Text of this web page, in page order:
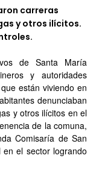
carreras
y otros ilícitos.
de Santa María
y autoridades
están viviendo en
denunciaban
y otros ilícitos en el
de la comuna,
Comisaría de San
el sector logrando